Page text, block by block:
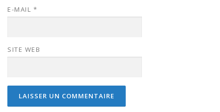
E-MAIL *
SITE WEB